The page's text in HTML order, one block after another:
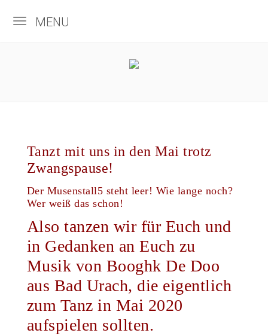
MENU
Tanzt mit uns in den Mai trotz
Zwangspause!
Der Musenstall5 steht leer! Wie lange noch?
Wer weiß das schon!
Also tanzen wir für Euch und
in Gedanken an Euch zu
Musik von Booghk De Doo
aus Bad Urach, die eigentlich
zum Tanz in Mai 2020
aufspielen sollten.